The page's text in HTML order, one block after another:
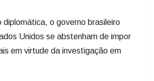
diplomática, o governo brasileiro
Unidos se abstenham de impor
em virtude da investigação em